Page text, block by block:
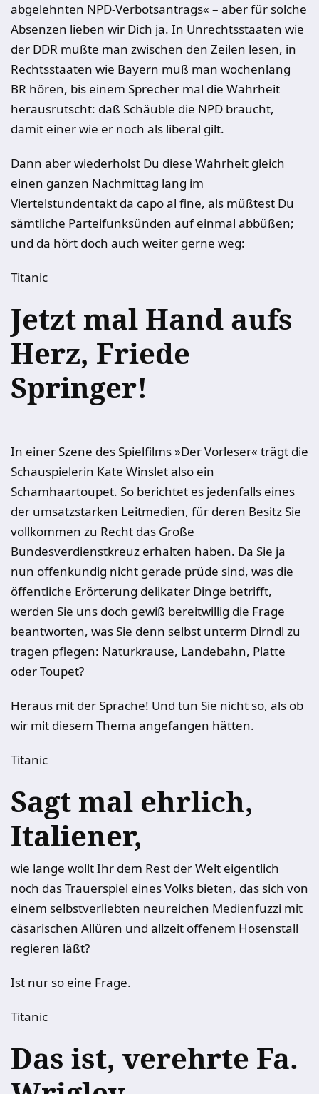
abgelehnten NPD-Verbotsantrags« – aber für solche
Absenzen lieben wir Dich ja. In Unrechtsstaaten wie
der DDR mußte man zwischen den Zeilen lesen, in
Rechtsstaaten wie Bayern muß man wochenlang
BR hören, bis einem Sprecher mal die Wahrheit
herausrutscht: daß Schäuble die NPD braucht,
damit einer wie er noch als liberal gilt.
Dann aber wiederholst Du diese Wahrheit gleich
einen ganzen Nachmittag lang im
Viertelstundentakt da capo al fine, als müßtest Du
sämtliche Parteifunksünden auf einmal abbüßen;
und da hört doch auch weiter gerne weg:
Titanic
Jetzt mal Hand aufs
Herz, Friede
Springer!
In einer Szene des Spielfilms »Der Vorleser« trägt die
Schauspielerin Kate Winslet also ein
Schamhaartoupet. So berichtet es jedenfalls eines
der umsatzstarken Leitmedien, für deren Besitz Sie
vollkommen zu Recht das Große
Bundesverdienstkreuz erhalten haben. Da Sie ja
nun offenkundig nicht gerade prüde sind, was die
öffentliche Erörterung delikater Dinge betrifft,
werden Sie uns doch gewiß bereitwillig die Frage
beantworten, was Sie denn selbst unterm Dirndl zu
tragen pflegen: Naturkrause, Landebahn, Platte
oder Toupet?
Heraus mit der Sprache! Und tun Sie nicht so, als ob
wir mit diesem Thema angefangen hätten.
Titanic
Sagt mal ehrlich,
Italiener,
wie lange wollt Ihr dem Rest der Welt eigentlich
noch das Trauerspiel eines Volks bieten, das sich von
einem selbstverliebten neureichen Medienfuzzi mit
cäsarischen Allüren und allzeit offenem Hosenstall
regieren läßt?
Ist nur so eine Frage.
Titanic
Das ist, verehrte Fa.